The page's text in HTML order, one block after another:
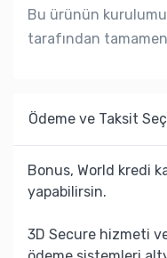
Bu ürünün
tarafından
Ödeme ve Taksit
Bonus, World kredi
yapabilirsin.
3D Secure hizmeti